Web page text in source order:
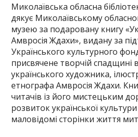
Миколаївська обласна
дякує Миколаївському
музею за подаровану книгу
Амвросія Ждахи», видану за
Українського культурного
присвячене творчій спадщині
українського художника,
етнографа Амвросія Ждахи.
читачів із його мистецьким
розвиток української
маловідомі сторінки життя